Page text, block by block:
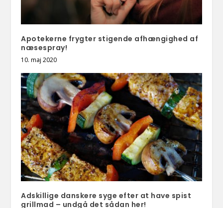
Apotekerne frygter stigende afhængighed af
næsespray!
10. maj 2020
Adskillige danskere syge efter at have spist
grillmad – undgå det sådan her!